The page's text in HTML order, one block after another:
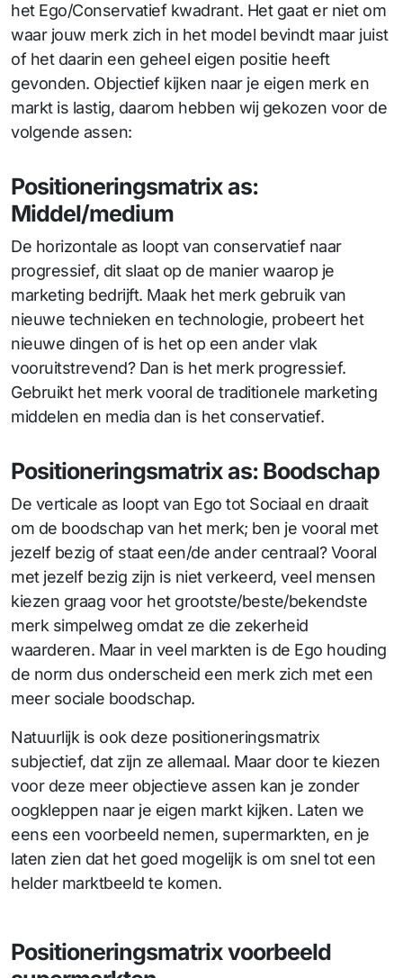
het Ego/Conservatief kwadrant. Het gaat er niet om
waar jouw merk zich in het model bevindt maar juist
of het daarin een geheel eigen positie heeft
gevonden. Objectief kijken naar je eigen merk en
markt is lastig, daarom hebben wij gekozen voor de
volgende assen:
Positioneringsmatrix as:
Middel/medium
De horizontale as loopt van conservatief naar
progressief, dit slaat op de manier waarop je
marketing bedrijft. Maak het merk gebruik van
nieuwe technieken en technologie, probeert het
nieuwe dingen of is het op een ander vlak
vooruitstrevend? Dan is het merk progressief.
Gebruikt het merk vooral de traditionele marketing
middelen en media dan is het conservatief.
Positioneringsmatrix as: Boodschap
De verticale as loopt van Ego tot Sociaal en draait
om de boodschap van het merk; ben je vooral met
jezelf bezig of staat een/de ander centraal? Vooral
met jezelf bezig zijn is niet verkeerd, veel mensen
kiezen graag voor het grootste/beste/bekendste
merk simpelweg omdat ze die zekerheid
waarderen. Maar in veel markten is de Ego houding
de norm dus onderscheid een merk zich met een
meer sociale boodschap.
Natuurlijk is ook deze positioneringsmatrix
subjectief, dat zijn ze allemaal. Maar door te kiezen
voor deze meer objectieve assen kan je zonder
oogkleppen naar je eigen markt kijken. Laten we
eens een voorbeeld nemen, supermarkten, en je
laten zien dat het goed mogelijk is om snel tot een
helder marktbeeld te komen.
Positioneringsmatrix voorbeeld